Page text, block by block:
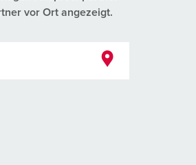
vor Ort angezeigt.